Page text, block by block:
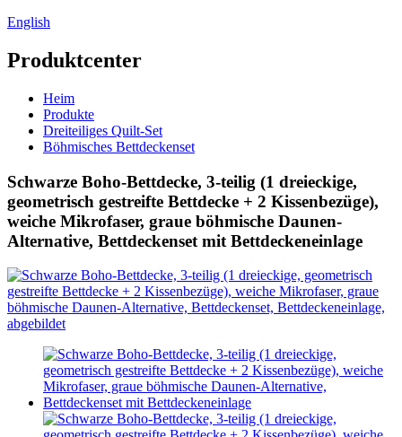
English
Produktcenter
Heim
Produkte
Dreiteiliges Quilt-Set
Böhmisches Bettdeckenset
Schwarze Boho-Bettdecke, 3-teilig (1 dreieckige,
geometrisch gestreifte Bettdecke + 2 Kissenbezüge),
weiche Mikrofaser, graue böhmische Daunen-
Alternative, Bettdeckenset mit Bettdeckeneinlage